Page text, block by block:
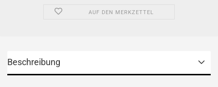
AUF DEN MERKZETTEL
Beschreibung